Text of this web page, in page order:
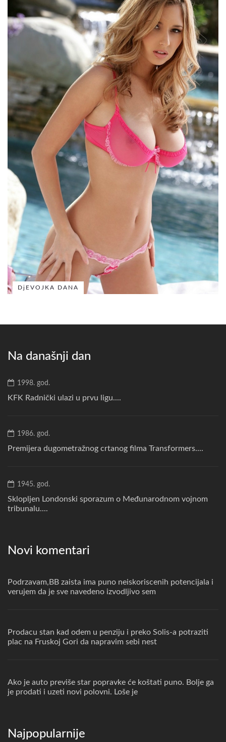
DjEVOJKA DANA
Na današnji dan
1998. god.
KFK Radnički ulazi u prvu ligu....
1986. god.
Premijera dugometražnog crtanog filma Transformers....
1945. god.
Sklopljen Londonski sporazum o Međunarodnom vojnom
tribunalu....
Novi komentari
Podrzavam,BB zaista ima puno neiskoriscenih potencijala i
verujem da je sve navedeno izvodljivo sem
Prodacu stan kad odem u penziju i preko Solis-a potraziti
plac na Fruskoj Gori da napravim sebi nest
Ako je auto previše star popravke će koštati puno. Bolje ga
je prodati i uzeti novi polovni. Loše je
Najpopularnije